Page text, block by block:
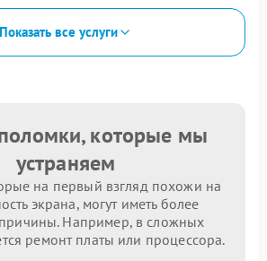
Показать все услуги
которые мы
устраняем
на первый взгляд похожи на
экрана, могут иметь более
Например, в сложных
ремонт платы или процессора.